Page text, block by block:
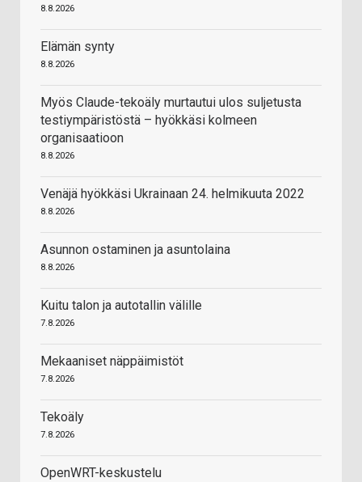
8.8.2026
Elämän synty
8.8.2026
Myös Claude-tekoäly murtautui ulos suljetusta
testiympäristöstä – hyökkäsi kolmeen
organisaatioon
8.8.2026
Venäjä hyökkäsi Ukrainaan 24. helmikuuta 2022
8.8.2026
Asunnon ostaminen ja asuntolaina
8.8.2026
Kuitu talon ja autotallin välille
7.8.2026
Mekaaniset näppäimistöt
7.8.2026
Tekoäly
7.8.2026
OpenWRT-keskustelu